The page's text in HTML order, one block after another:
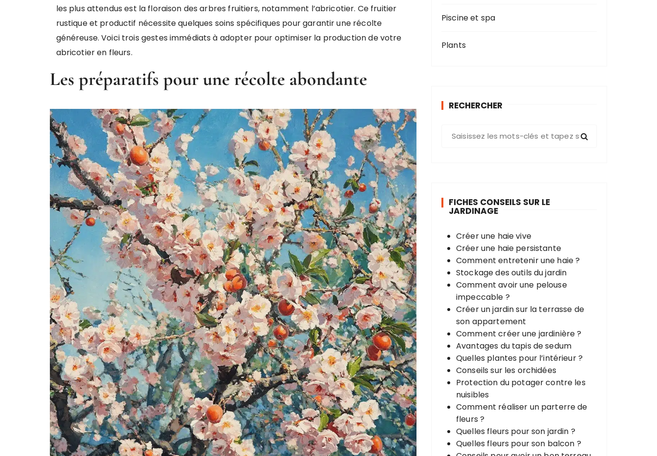
les plus attendus est la floraison des arbres fruitiers, notamment l’abricotier. Ce fruitier
rustique et productif nécessite quelques soins spécifiques pour garantir une récolte
généreuse. Voici trois gestes immédiats à adopter pour optimiser la production de votre
abricotier en fleurs.
Les préparatifs pour une récolte abondante
Piscine et spa
Plants
RECHERCHER
FICHES CONSEILS SUR LE
JARDINAGE
Créer une haie vive
Créer une haie persistante
Comment entretenir une haie ?
Stockage des outils du jardin
Comment avoir une pelouse
impeccable ?
Créer un jardin sur la terrasse de
son appartement
Comment créer une jardinière ?
Avantages du tapis de sedum
Quelles plantes pour l’intérieur ?
Conseils sur les orchidées
Protection du potager contre les
nuisibles
Comment réaliser un parterre de
fleurs ?
Quelles fleurs pour son jardin ?
Quelles fleurs pour son balcon ?